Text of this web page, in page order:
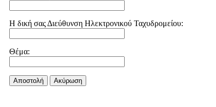
Η δική σας Διεύθυνση Ηλεκτρονικού Ταχυδρομείου:
Θέμα:
Αποστολή Aκύρωση